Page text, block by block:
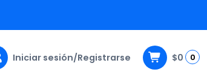
Iniciar sesión/Registrarse $0 0